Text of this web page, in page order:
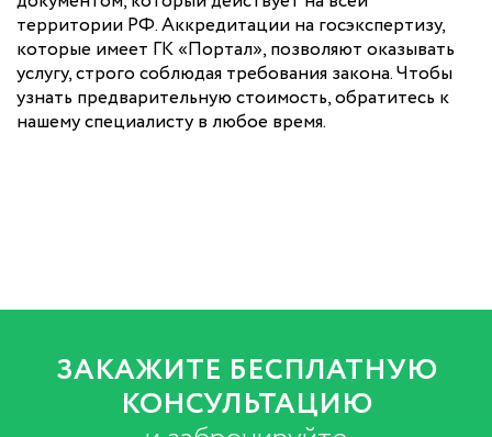
территории РФ. Аккредитации на госэкспертизу,
которые имеет ГК «Портал», позволяют оказывать
услугу, строго соблюдая требования закона. Чтобы
узнать предварительную стоимость, обратитесь к
нашему специалисту в любое время.
ЗАКАЖИТЕ БЕСПЛАТНУЮ
КОНСУЛЬТАЦИЮ